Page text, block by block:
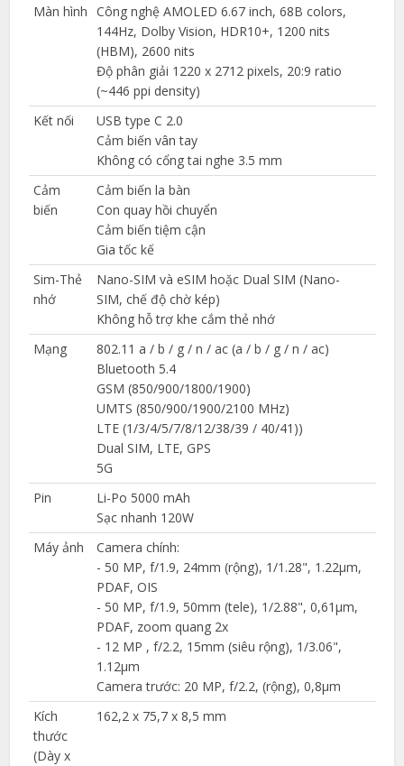
Màn hình Công nghệ AMOLED 6.67 inch, 68B colors,
144Hz, Dolby Vision, HDR10+, 1200 nits
(HBM), 2600 nits
Độ phân giải 1220 x 2712 pixels, 20:9 ratio
(~446 ppi density)
Kết nối
USB type C 2.0
Cảm biến vân tay
Không có cổng tai nghe 3.5 mm
Cảm
biến
Cảm biến la bàn
Con quay hồi chuyển
Cảm biến tiệm cận
Gia tốc kế
Sim-Thẻ
nhớ
Nano-SIM và eSIM hoặc Dual SIM (Nano-
SIM, chế độ chờ kép)
Không hỗ trợ khe cắm thẻ nhớ
Mạng
802.11 a / b / g / n / ac (a / b / g / n / ac)
Bluetooth 5.4
GSM (850/900/1800/1900)
UMTS (850/900/1900/2100 MHz)
LTE (1/3/4/5/7/8/12/38/39 / 40/41))
Dual SIM, LTE, GPS
5G
Pin
Li-Po 5000 mAh
Sạc nhanh 120W
Máy ảnh
Camera chính:
- 50 MP, f/1.9, 24mm (rộng), 1/1.28", 1.22µm,
PDAF, OIS
- 50 MP, f/1.9, 50mm (tele), 1/2.88", 0,61µm,
PDAF, zoom quang 2x
- 12 MP , f/2.2, 15mm (siêu rộng), 1/3.06",
1.12µm
Camera trước: 20 MP, f/2.2, (rộng), 0,8µm
Kích
thước
(Dày x
162,2 x 75,7 x 8,5 mm